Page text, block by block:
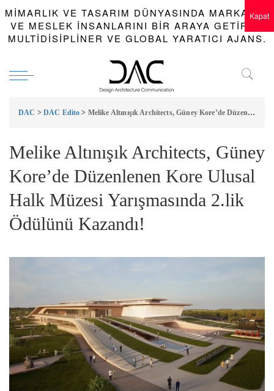
MIMARLIK VE TASARIM DÜNYASINDA MARKALAR
VE MESLEK INSANLARINI BIR ARAYA GETIREN
MULTIDISIPLINER VE GLOBAL YARATICI AJANS.
DAC > DAC Edito > Melike Altınışık Architects, Güney Kore’de Düzenlenen Kore Ulusal Halk Müzesi Yarışmasında 2.lik Ödülünü Kazandı!
Melike Altınışık Architects, Güney
Kore’de Düzenlenen Kore Ulusal
Halk Müzesi Yarışmasında 2.lik
Ödülünü Kazandı!
Kapat